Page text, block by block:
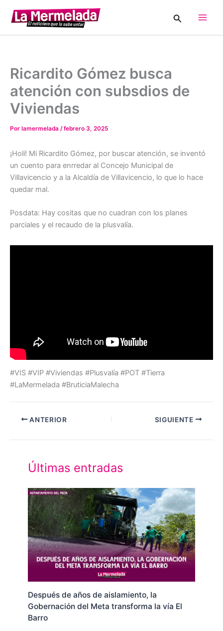
contenido
Buscar
Ricardito Gómez busca
atención con subsdios de
Viviendas
Por lamermelada /febrero 3, 2025
¡Holi! Mi Ricardito Gómez, por buscar atención, se inventó
un cuento para enrredar al Concejo Municipal de
Villavicencio y a la Alcaldía de Villavicencio, lo que lo hace
quedar mal.
Posdata: Hay cositas que no cuadran con los planes
parciales y el recaudo de la plusvalía.
#VIS #VIP #Viviendas #Plusvalía #POT #Tierra
#LaMermelada #BruticiaMalecha
ANTERIOR SIGUIENTE
Últimas entradas
Después de años de aislamiento, la
Gobernación del Meta transforma la vía El
Barro